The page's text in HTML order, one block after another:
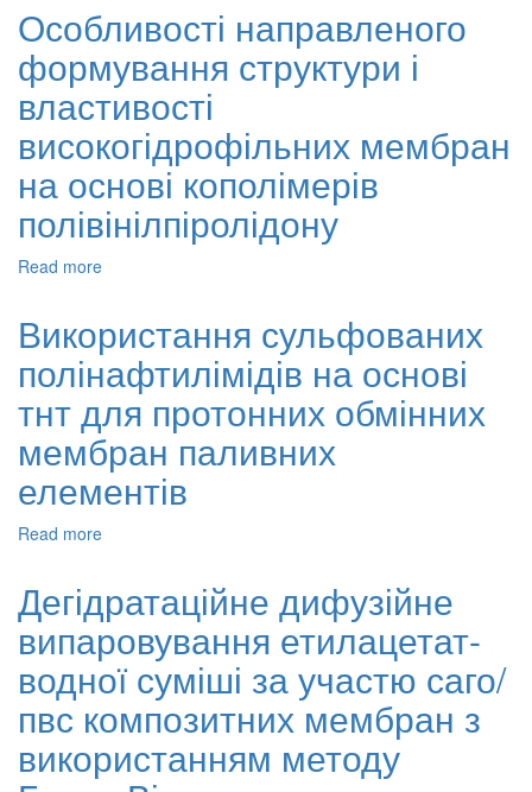
зшитих
мембран
з
відходів
панцирів
креветок
для
виробництва
біодизелю
Особливості направленого
формування структури і
властивості
високогідрофільних мембран
на основі кополімерів
полівінілпіролідону
Read more
формування
структури
і
властивості
високогідрофільних
мембран
на
основі
Використання сульфованих
полінафтилімідів на основі
тнт для протонних обмінних
мембран паливних
елементів
Read more
полінафтилімідів
на
основі
тнт
для
протонних
обмінних
мембран
Дегідратаційне дифузійне
випаровування етилацетат-
водної суміші за участю саго/
пвс композитних мембран з
використанням методу